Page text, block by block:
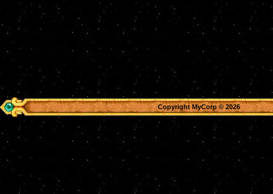
Copyright MyCorp © 2026